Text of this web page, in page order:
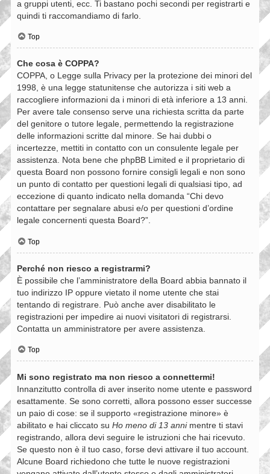
a gruppi utenti, ecc. Ti bastano pochi secondi per registrarti e
quindi ti raccomandiamo di farlo.
Top
Che cosa è COPPA?
COPPA, o Legge sulla Privacy per la protezione dei minori del
1998, è una legge statunitense che autorizza i siti web a
raccogliere informazioni da i minori di età inferiore a 13 anni.
Per avere tale consenso serve una richiesta scritta da parte
del genitore o tutore legale, permettendo la registrazione
delle informazioni scritte dal minore. Se hai dubbi o
incertezze, mettiti in contatto con un consulente legale per
assistenza. Nota bene che phpBB Limited e il proprietario di
questa Board non possono fornire consigli legali e non sono
un punto di contatto per questioni legali di qualsiasi tipo, ad
eccezione di quanto indicato nella domanda “Chi devo
contattare per segnalare abusi e/o per questioni d’ordine
legale concernenti questa Board?”.
Top
Perché non riesco a registrarmi?
È possibile che l’amministratore della Board abbia bannato il
tuo indirizzo IP oppure vietato il nome utente che stai
tentando di registrare. Può anche aver disabilitato le
registrazioni per impedire ai nuovi visitatori di registrarsi.
Contatta un amministratore per avere assistenza.
Top
Mi sono registrato ma non riesco a connettermi!
Innanzitutto controlla di aver inserito nome utente e password
esattamente. Se sono corretti, allora possono esser successe
un paio di cose: se il supporto «registrazione minore» è
abilitato e hai cliccato su Ho meno di 13 annimentre ti stavi
registrando, allora devi seguire le istruzioni che hai ricevuto.
Se questo non è il tuo caso, forse devi attivare il tuo account.
Alcune Board richiedono che tutte le nuove registrazioni